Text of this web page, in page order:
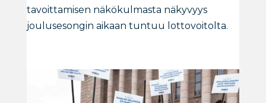
tavoittamisen näkökulmasta näkyvyys
joulusesongin aikaan tuntuu lottovoitolta.